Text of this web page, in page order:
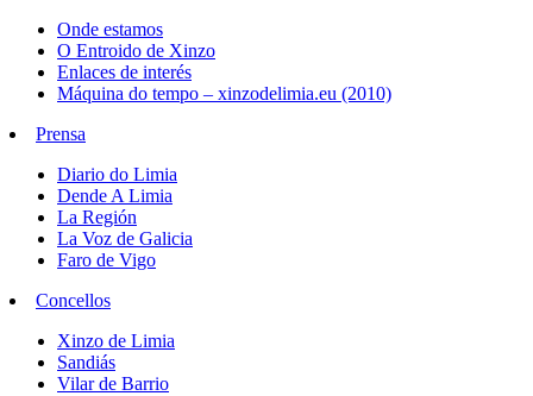
Onde estamos
O Entroido de Xinzo
Enlaces de interés
Máquina do tempo – xinzodelimia.eu (2010)
Prensa
Diario do Limia
Dende A Limia
La Región
La Voz de Galicia
Faro de Vigo
Concellos
Xinzo de Limia
Sandiás
Vilar de Barrio